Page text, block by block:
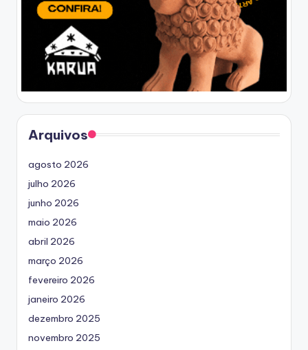
Arquivos
agosto 2026
julho 2026
junho 2026
maio 2026
abril 2026
março 2026
fevereiro 2026
janeiro 2026
dezembro 2025
novembro 2025